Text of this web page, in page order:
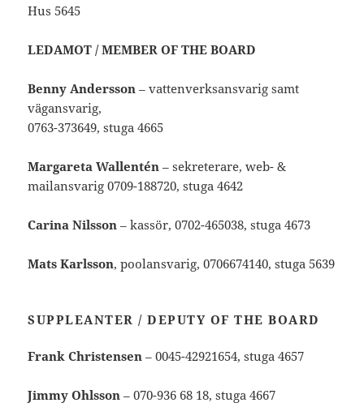
Hus 5645
LEDAMOT / MEMBER OF THE BOARD
Benny Andersson – vattenverksansvarig samt
vägansvarig,
0763-373649, stuga 4665
Margareta Wallentén– sekreterare, web- &
mailansvarig 0709-188720, stuga 4642
Carina Nilsson– kassör, 0702-465038, stuga 4673
Mats Karlsson, poolansvarig, 0706674140, stuga 5639
SUPPLEANTER / DEPUTY OF THE BOARD
Frank Christensen – 0045-42921654, stuga 4657
Jimmy Ohlsson – 070-936 68 18, stuga 4667